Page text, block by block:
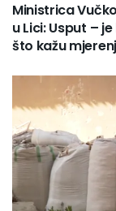
Ministrica
u Lici: Usput –
što kažu